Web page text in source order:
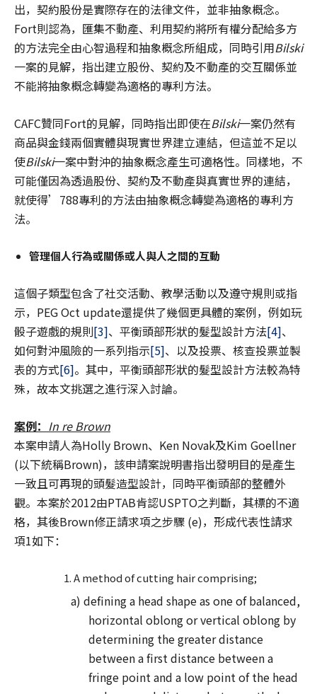
出，契約股份是實際存在的法律文件，並非抽象概念。
Fort則認為，匯集不動產、利用契約將所有權分配給多方
的方法完全由心智過程和抽象概念所組成，同時引用Bilski
一案的見解，指出建立股份、契約及不動產的交互關係並
不能將抽象概念轉變為適格的專利方法。
CAFC贊同Fort的見解，同時指出即使在Bilski一案仍然有
商品與金錢兩個實體與現實世界建立連結，但這並不足以
使Bilski一案中對沖的抽象概念產生可適格性。同樣地，不
可能僅因為透過股份、契約及不動產與真實世界的連結，
就使得’788專利的方法由抽象概念轉變為適格的專利方
法。
管理個人行為或關係或人與人之間的互動
這個子類型包含了社交活動、教學活動以及遵守規則或指
示，PEG Oct update還提供了幾個更具體的案例，例如玩
骰子遊戲的規則[3]、平衡頭部形狀的髮型設計方法[4]、
如何對沖風險的一系列指示[5]、以及投票、核查投票並製
表的方式[6]。其中，平衡頭部形狀的髮型設計方法較為特
殊，故本文挑選之進行深入討論。
案例： In re Brown
本案申請人為Holly Brown、Ken Novak及Kim Goellner
(以下統稱Brown)，該申請案說明書指出發明目的是產生
一致且可再現的頭髮造型設計，同時平衡頭部的整體外
觀。本案於2012由PTAB肯認USPTO之判斷，其標的不適
格，其後Brown修正請求項之步驟 (e)，形成代表性請求
項1如下：
A method of cutting hair comprising;
a) defining a head shape as one of balanced,
horizontal oblong or vertical oblong by
determining the greater distance
between a first distance between a
fringe point and a low point of the head